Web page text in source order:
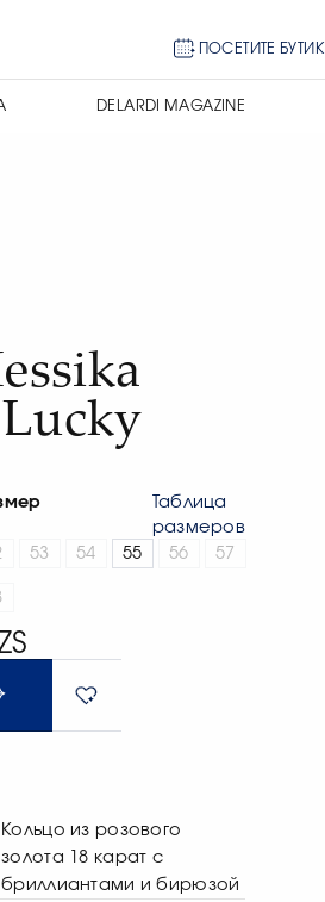
ПОСЕТИТЕ БУТИК
DELARDI MAGAZINE
Таблица
размеров
53 54 55 56 57
Кольцо из розового
золота 18 карат с
бриллиантами и бирюзой